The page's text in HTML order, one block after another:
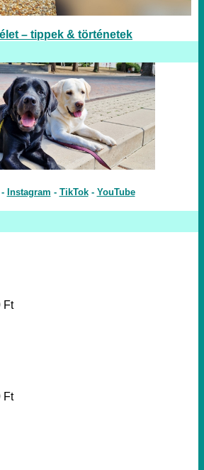
– tippek & történetek
Instagram - TikTok- YouTube
Ft
Ft